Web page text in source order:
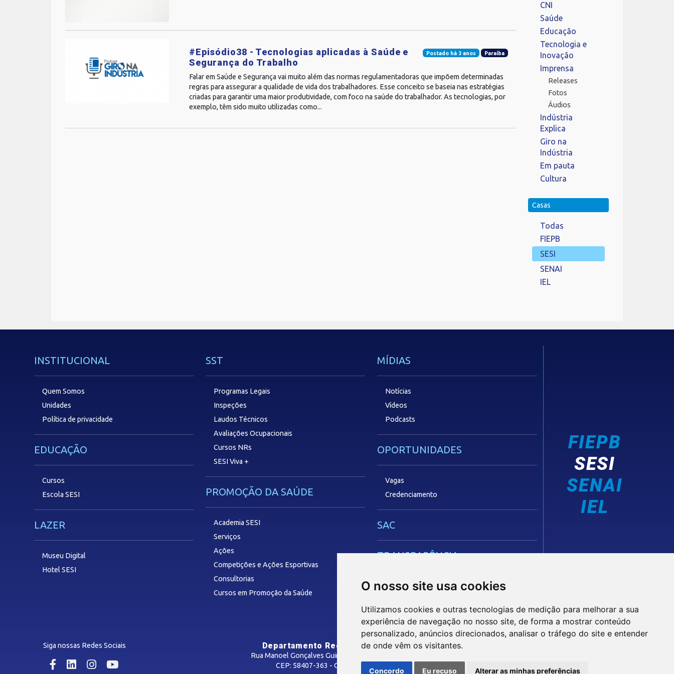
O nosso site usa cookies
Utilizamos cookies e outras tecnologias de medição para melhorar a sua
experiência de navegação no nosso site, de forma a mostrar conteúdo
personalizado, anúncios direcionados, analisar o tráfego do site e entender
de onde vêm os visitantes.
Concordo Eu recuso Alterar as minhas preferências
Postado há 3 anos Paraíba
#Episódio38 - Tecnologias aplicadas à Saúde e
Segurança do Trabalho
Falar em Saúde e Segurança vai muito além das normas regulamentadoras que impõem determinadas
regras para assegurar a qualidade de vida dos trabalhadores. Esse conceito se baseia nas estratégias
criadas para garantir uma maior produtividade, com foco na saúde do trabalhador. As tecnologias, por
exemplo, têm sido muito utilizadas como...
CNI
Saúde
Educação
Tecnologia e
Inovação
Imprensa
Releases
Fotos
Áudios
Indústria
Explica
Giro na
Indústria
Em pauta
Cultura
Casas
Todas
FIEPB
SESI
SENAI
IEL
INSTITUCIONAL
Quem Somos
Unidades
Política de privacidade
EDUCAÇÃO
Cursos
Escola SESI
LAZER
Museu Digital
Hotel SESI
SST
Programas Legais
Inspeções
Laudos Técnicos
Avaliações Ocupacionais
Cursos NRs
SESI Viva +
PROMOÇÃO DA SAÚDE
Academia SESI
Serviços
Ações
Competições e Ações Esportivas
Consultorias
Cursos em Promoção da Saúde
MÍDIAS
Notícias
Vídeos
Podcasts
OPORTUNIDADES
Vagas
Credenciamento
SAC
TRANSPARÊNCIA
FIEPB
SESI
SENAI
IEL
Siga nossas Redes Sociais Departamento Regional do SESI/PB
Rua Manoel Gonçalves Guimarães, 195 - José Pinheiro
CEP: 58407-363 - Campina Grande-PB
Termos de Uso